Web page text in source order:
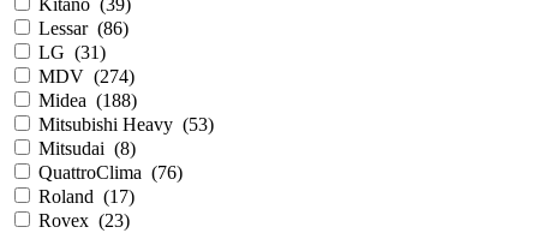
Kitano (39)
Lessar (86)
LG (31)
MDV (274)
Midea (188)
Mitsubishi Heavy (53)
Mitsudai (8)
QuattroClima (76)
Roland (17)
Rovex (23)